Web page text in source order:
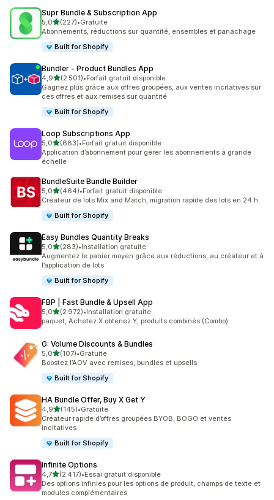
Supr Bundle & Subscription App
5,0étoile(s) sur 5
(227)
227 avis au total
•Gratuite
Abonnements, réductions sur quantité, ensembles et panachage
Built for Shopify
Bundler ‑ Product Bundles App
4,9étoile(s) sur 5
(2 501)
2501 avis au total
•Forfait gratuit disponible
Gagnez plus grâce aux offres groupées, aux ventes incitatives sur
ces offres et aux remises sur quantité
Built for Shopify
Loop Subscriptions App
5,0étoile(s) sur 5
(683)
683 avis au total
•Forfait gratuit disponible
Application d’abonnement pour gérer les abonnements à grande
échelle
BundleSuite Bundle Builder
5,0étoile(s) sur 5
(464)
464 avis au total
•Forfait gratuit disponible
Créateur de lots Mix and Match, migration rapide des lots en 24 h
Built for Shopify
Easy Bundles Quantity Breaks
5,0étoile(s) sur 5
(283)
283 avis au total
•Installation gratuite
Augmentez le panier moyen grâce aux réductions, au créateur et à
l’application de lots
Built for Shopify
FBP | Fast Bundle & Upsell App
5,0étoile(s) sur 5
(2 972)
2972 avis au total
•Installation gratuite
paquet, Achetez X obtenez Y, produits combinés (Combo)
G: Volume Discounts & Bundles
5,0étoile(s) sur 5
(107)
107 avis au total
•Gratuite
Boostez l’AOV avec remises, bundles et upsells
Built for Shopify
HA Bundle Offer, Buy X Get Y
4,9étoile(s) sur 5
(145)
145 avis au total
•Gratuite
Créateur rapide d’offres groupées BYOB, BOGO et ventes
incitatives
Built for Shopify
Infinite Options
4,7étoile(s) sur 5
(2 417)
2417 avis au total
•Essai gratuit disponible
Des options infinies pour les options de produit, champs de texte et
modules complémentaires